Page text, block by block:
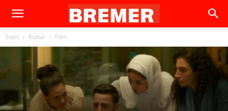
Start Kultur Film